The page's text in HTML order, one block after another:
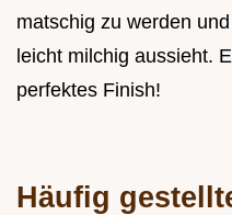
matschig zu werden
leicht milchig aussieht.
perfektes Finish!
Häufig